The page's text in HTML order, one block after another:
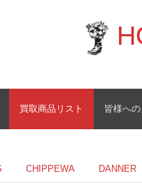
買取商品リスト 皆様へ
CHIPPEWA DANNER